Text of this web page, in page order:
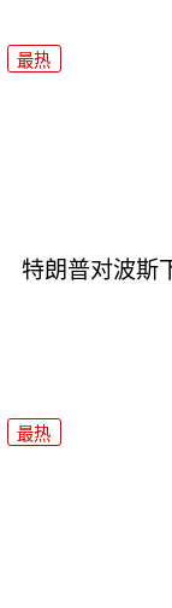
最热
特朗普对波斯
最热